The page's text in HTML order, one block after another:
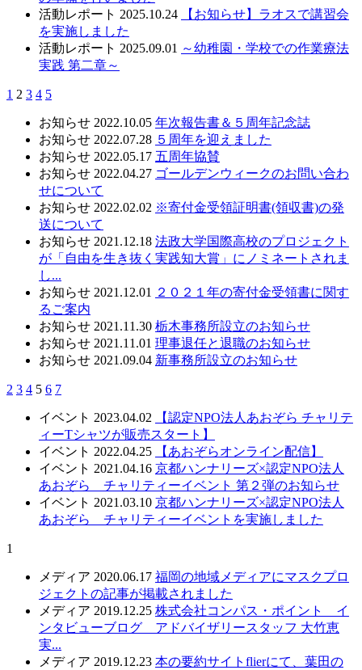
活動レポート 2025.10.24
【お知らせ】ラオスで講習会
を実施しました
活動レポート 2025.09.01 ～幼稚園・学校での作業療法
実践 第二章～
1 2 3 4 5
お知らせ 2022.10.05 年次報告書＆５周年記念誌
お知らせ 2022.07.28 ５周年を迎えました
お知らせ 2022.05.17 五周年協賛
お知らせ 2022.04.27 ゴールデンウィークのお問い合わ
せについて
お知らせ 2022.02.02 ※寄付金受領証明書(領収書)の発
送について
お知らせ 2021.12.18 法政大学国際高校のプロジェクト
が「自由を生き抜く実践知大賞」にノミネートされま
し...
お知らせ 2021.12.01
２０２１年の寄付金受領書に関す
るご案内
お知らせ 2021.11.30 栃木事務所設立のお知らせ
お知らせ 2021.11.01 理事退任と退職のお知らせ
お知らせ 2021.09.04 新事務所設立のお知らせ
2 3 4 5 6 7
イベント 2023.04.02
【認定NPO法人あおぞら チャリテ
ィーTシャツが販売スタート】
イベント 2022.04.25
【あおぞらオンライン配信】
イベント 2021.04.16 京都ハンナリーズ×認定NPO法人
あおぞら チャリティーイベント 第２弾のお知らせ
イベント 2021.03.10 京都ハンナリーズ×認定NPO法人
あおぞら チャリティーイベントを実施しました
1
メディア 2020.06.17 福岡の地域メディアにマスクプロ
ジェクトの記事が掲載されました
メディア 2019.12.25 株式会社コンパス・ポイント イ
ンタビューブログ アドバイザリースタッフ 大竹恵
実...
メディア 2019.12.23 本の要約サイトflierにて、葉田の